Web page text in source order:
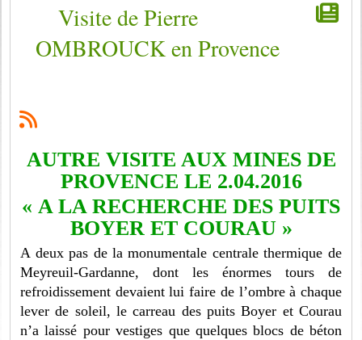
Visite de Pierre
OMBROUCK en Provence
AUTRE VISITE AUX MINES DE
PROVENCE LE 2.04.2016
« A LA RECHERCHE DES PUITS
BOYER ET COURAU »
A deux pas de la monumentale centrale thermique de
Meyreuil-Gardanne, dont les énormes tours de
refroidissement devaient lui faire de l’ombre à chaque
lever de soleil, le carreau des puits Boyer et Courau
n’a laissé pour vestiges que quelques blocs de béton